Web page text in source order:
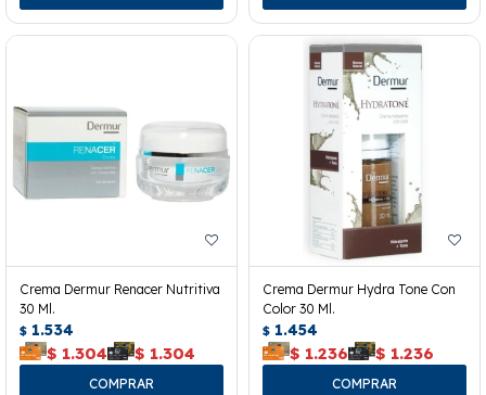
Crema Dermur Renacer Nutritiva
30 Ml.
$ 1.534
$ 1.304 $ 1.304
Crema Dermur Hydra Tone Con
Color 30 Ml.
$ 1.454
$ 1.236 $ 1.236